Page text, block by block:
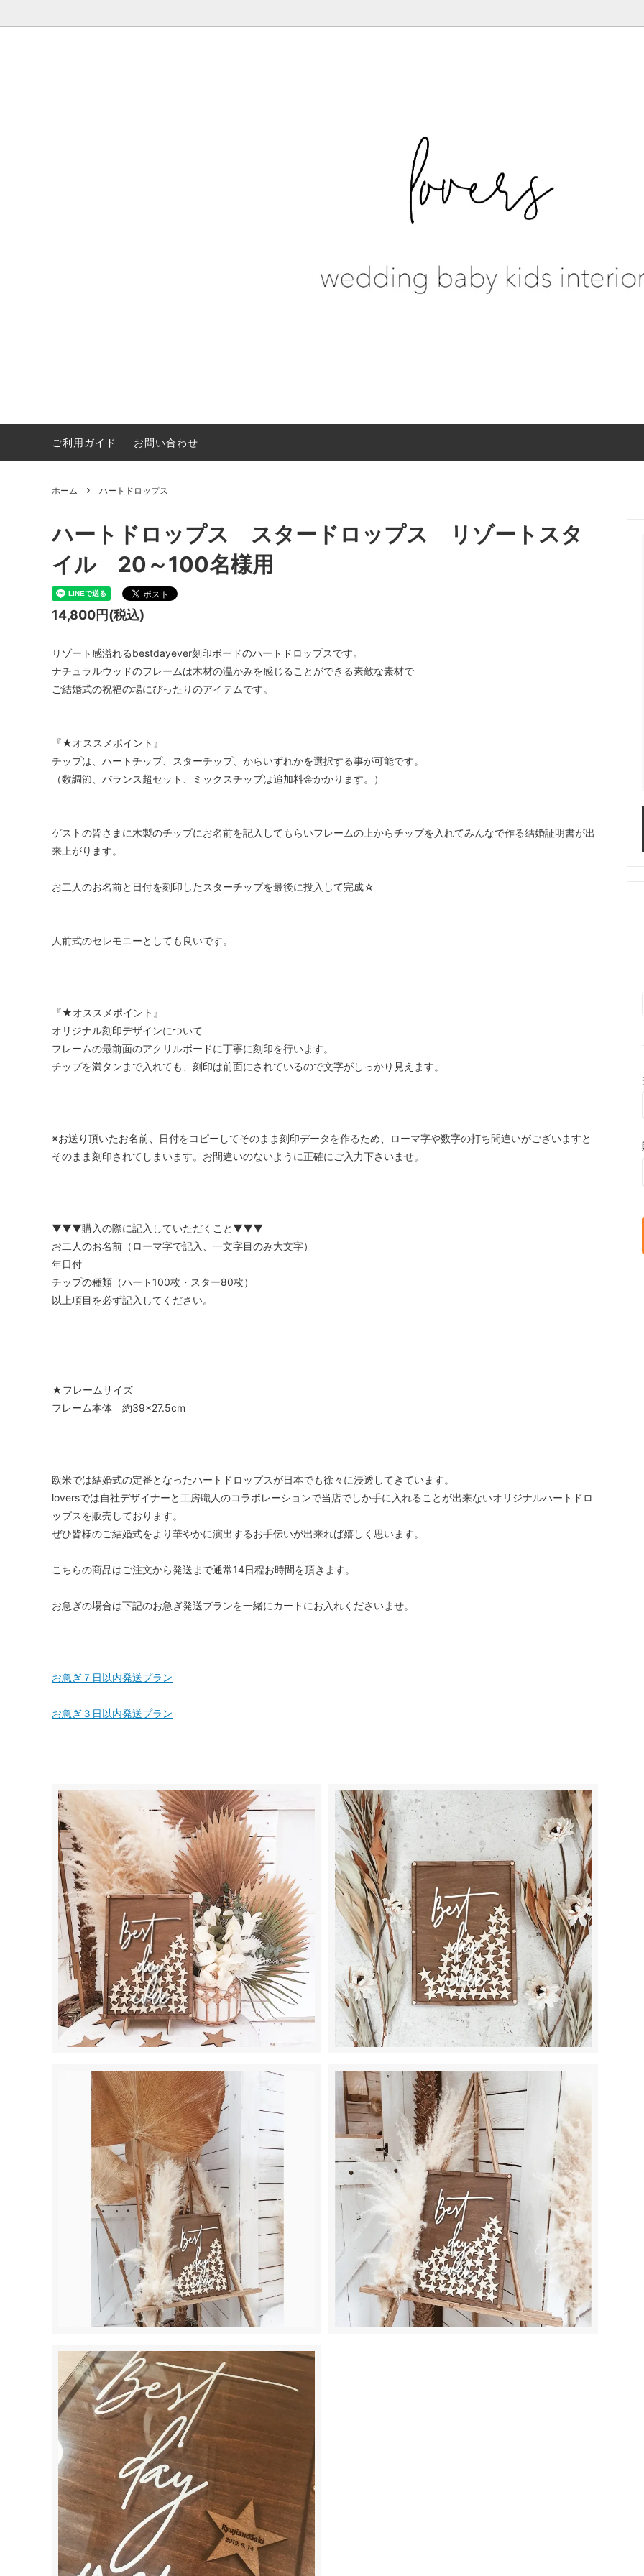
サンドセレモニー
ご利用ガイド お問い合わせ
ホーム ハートドロップス
ハートドロップス スタードロップス リゾートスタ
イル 20～100名様用
14,800円(税込)
リゾート感溢れるbestdayever刻印ボードのハートドロップスです。
ナチュラルウッドのフレームは木材の温かみを感じることができる素敵な素材で
ご結婚式の祝福の場にぴったりのアイテムです。
『★オススメポイント』
チップは、ハートチップ、スターチップ、からいずれかを選択する事が可能です。
（数調節、バランス超セット、ミックスチップは追加料金かかります。）
ゲストの皆さまに木製のチップにお名前を記入してもらいフレームの上からチップを入れてみんなで作る結婚証明書が出
来上がります。
お二人のお名前と日付を刻印したスターチップを最後に投入して完成☆
人前式のセレモニーとしても良いです。
『★オススメポイント』
オリジナル刻印デザインについて
フレームの最前面のアクリルボードに丁寧に刻印を行います。
チップを満タンまで入れても、刻印は前面にされているので文字がしっかり見えます。
※お送り頂いたお名前、日付をコピーしてそのまま刻印データを作るため、ローマ字や数字の打ち間違いがございますと
そのまま刻印されてしまいます。お間違いのないように正確にご入力下さいませ。
▼▼▼購入の際に記入していただくこと▼▼▼
お二人のお名前（ローマ字で記入、一文字目のみ大文字）
年日付
チップの種類（ハート100枚・スター80枚）
以上項目を必ず記入してください。
★フレームサイズ
フレーム本体 約39×27.5cm
欧米では結婚式の定番となったハートドロップスが日本でも徐々に浸透してきています。
loversでは自社デザイナーと工房職人のコラボレーションで当店でしか手に入れることが出来ないオリジナルハートドロ
ップスを販売しております。
ぜひ皆様のご結婚式をより華やかに演出するお手伝いが出来れば嬉しく思います。
こちらの商品はご注文から発送まで通常14日程お時間を頂きます。
お急ぎの場合は下記のお急ぎ発送プランを一緒にカートにお入れくださいませ。
お急ぎ７日以内発送プラン
お急ぎ３日以内発送プラン